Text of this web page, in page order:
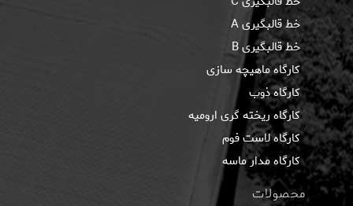
خط قالبگیری A
خط قالبگیری B
كارگاه ماهيچه سازی
کارگاه ذوب
کارگاه ریخته گری ارومیه
کارگاه لاست فوم
کارگاه مدار ماسه
محصولات